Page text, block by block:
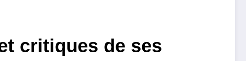
critiques de ses